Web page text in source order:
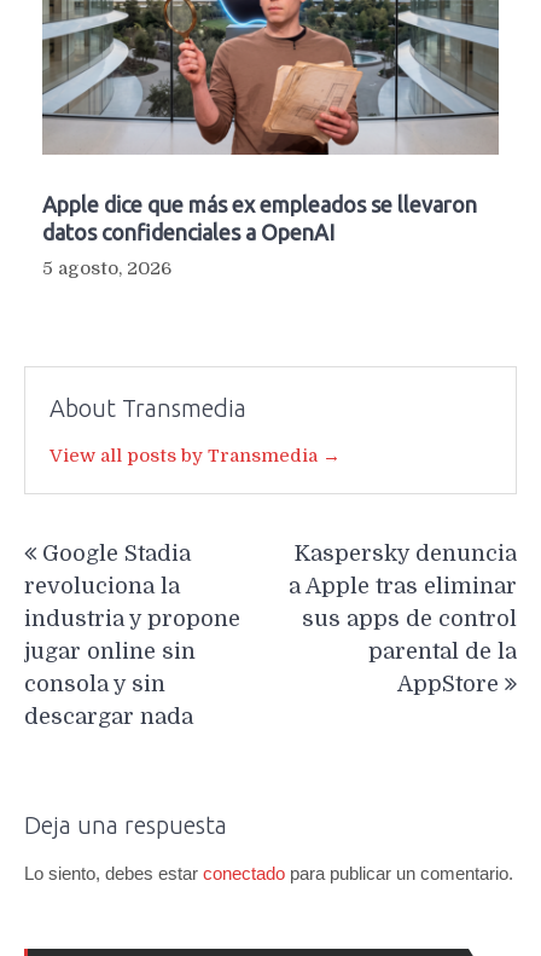
Apple dice que más ex empleados se llevaron
datos confidenciales a OpenAI
5 agosto, 2026
About Transmedia
View all posts by Transmedia →
de
entradas
Google Stadia
revoluciona la
industria y propone
jugar online sin
consola y sin
descargar nada
Kaspersky denuncia
a Apple tras eliminar
sus apps de control
parental de la
AppStore
Deja una respuesta
Lo siento, debes estar conectado para publicar un comentario.